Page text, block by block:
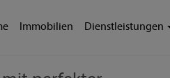
Immobilien Dienstleistungen